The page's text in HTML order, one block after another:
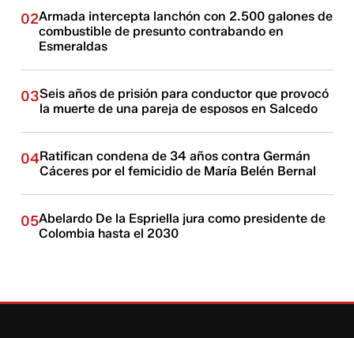
02Armada intercepta lanchón con 2.500 galones de
combustible de presunto contrabando en
Esmeraldas
03Seis años de prisión para conductor que provocó
la muerte de una pareja de esposos en Salcedo
04Ratifican condena de 34 años contra Germán
Cáceres por el femicidio de María Belén Bernal
05Abelardo De la Espriella jura como presidente de
Colombia hasta el 2030